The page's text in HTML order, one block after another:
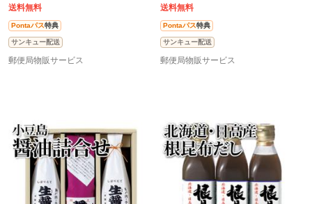
送料無料
Pontaパス特典
サンキュー配送
郵便局物販サービス
送料無料
Pontaパス特典
サンキュー配送
郵便局物販サービス